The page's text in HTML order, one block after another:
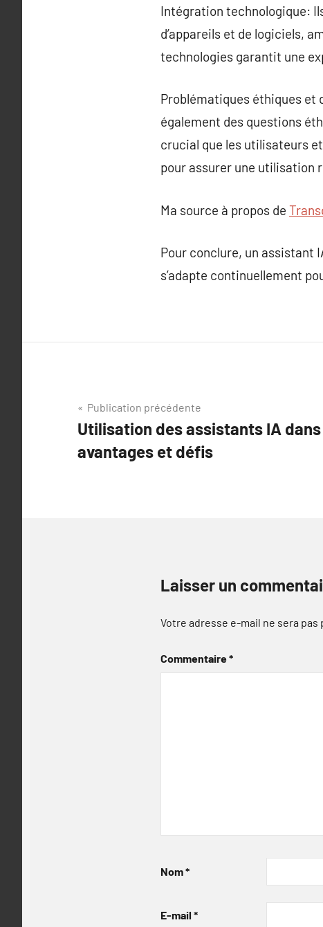
Intégration technologique:
d’appareils et de logiciels,
technologies garantit une
Problématiques éthiques et
également des questions
crucial que les utilisateurs
pour assurer une utilisation
Ma source à propos de
Pour conclure, un assistant
s’adapte continuellement
Navigation
de
l’article
Publication précédente
Utilisation des assistants IA dans
avantages et défis
Laisser un
Votre adresse e-mail ne sera pas
Commentaire*
Nom*
E-mail *